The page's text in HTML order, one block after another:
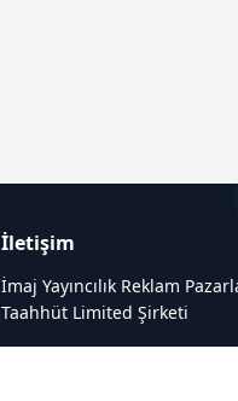
İletişim
İmaj Yayıncılık Reklam
Taahhüt Limited Şirketi